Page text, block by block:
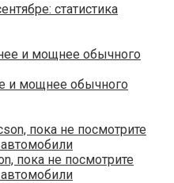
статистика
и мощнее обычного
пока не посмотрите